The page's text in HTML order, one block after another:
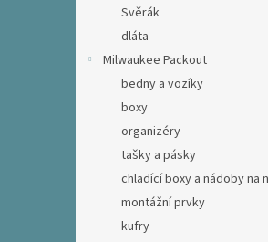
Svěrák
dláta
Milwaukee Packout
bedny a vozíky
boxy
organizéry
tašky a pásky
chladící boxy a nádoby na
montážní prvky
kufry